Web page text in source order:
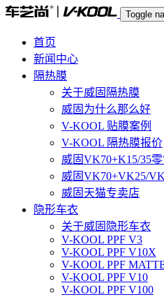
Toggle
首页
新闻中心
隔热膜
关于威固隔热膜
威固为什么那么好
V-KOOL 贴膜案例
V-KOOL 隔热膜报价
威固VK70+K15/35
威固VK70+VK25/
威固天猫专卖店
隐形车衣
关于威固隐形车衣
V-KOOL PPF V3
V-KOOL PPF V10X
V-KOOL PPF
V-KOOL PPF V10
V-KOOL PPF V100